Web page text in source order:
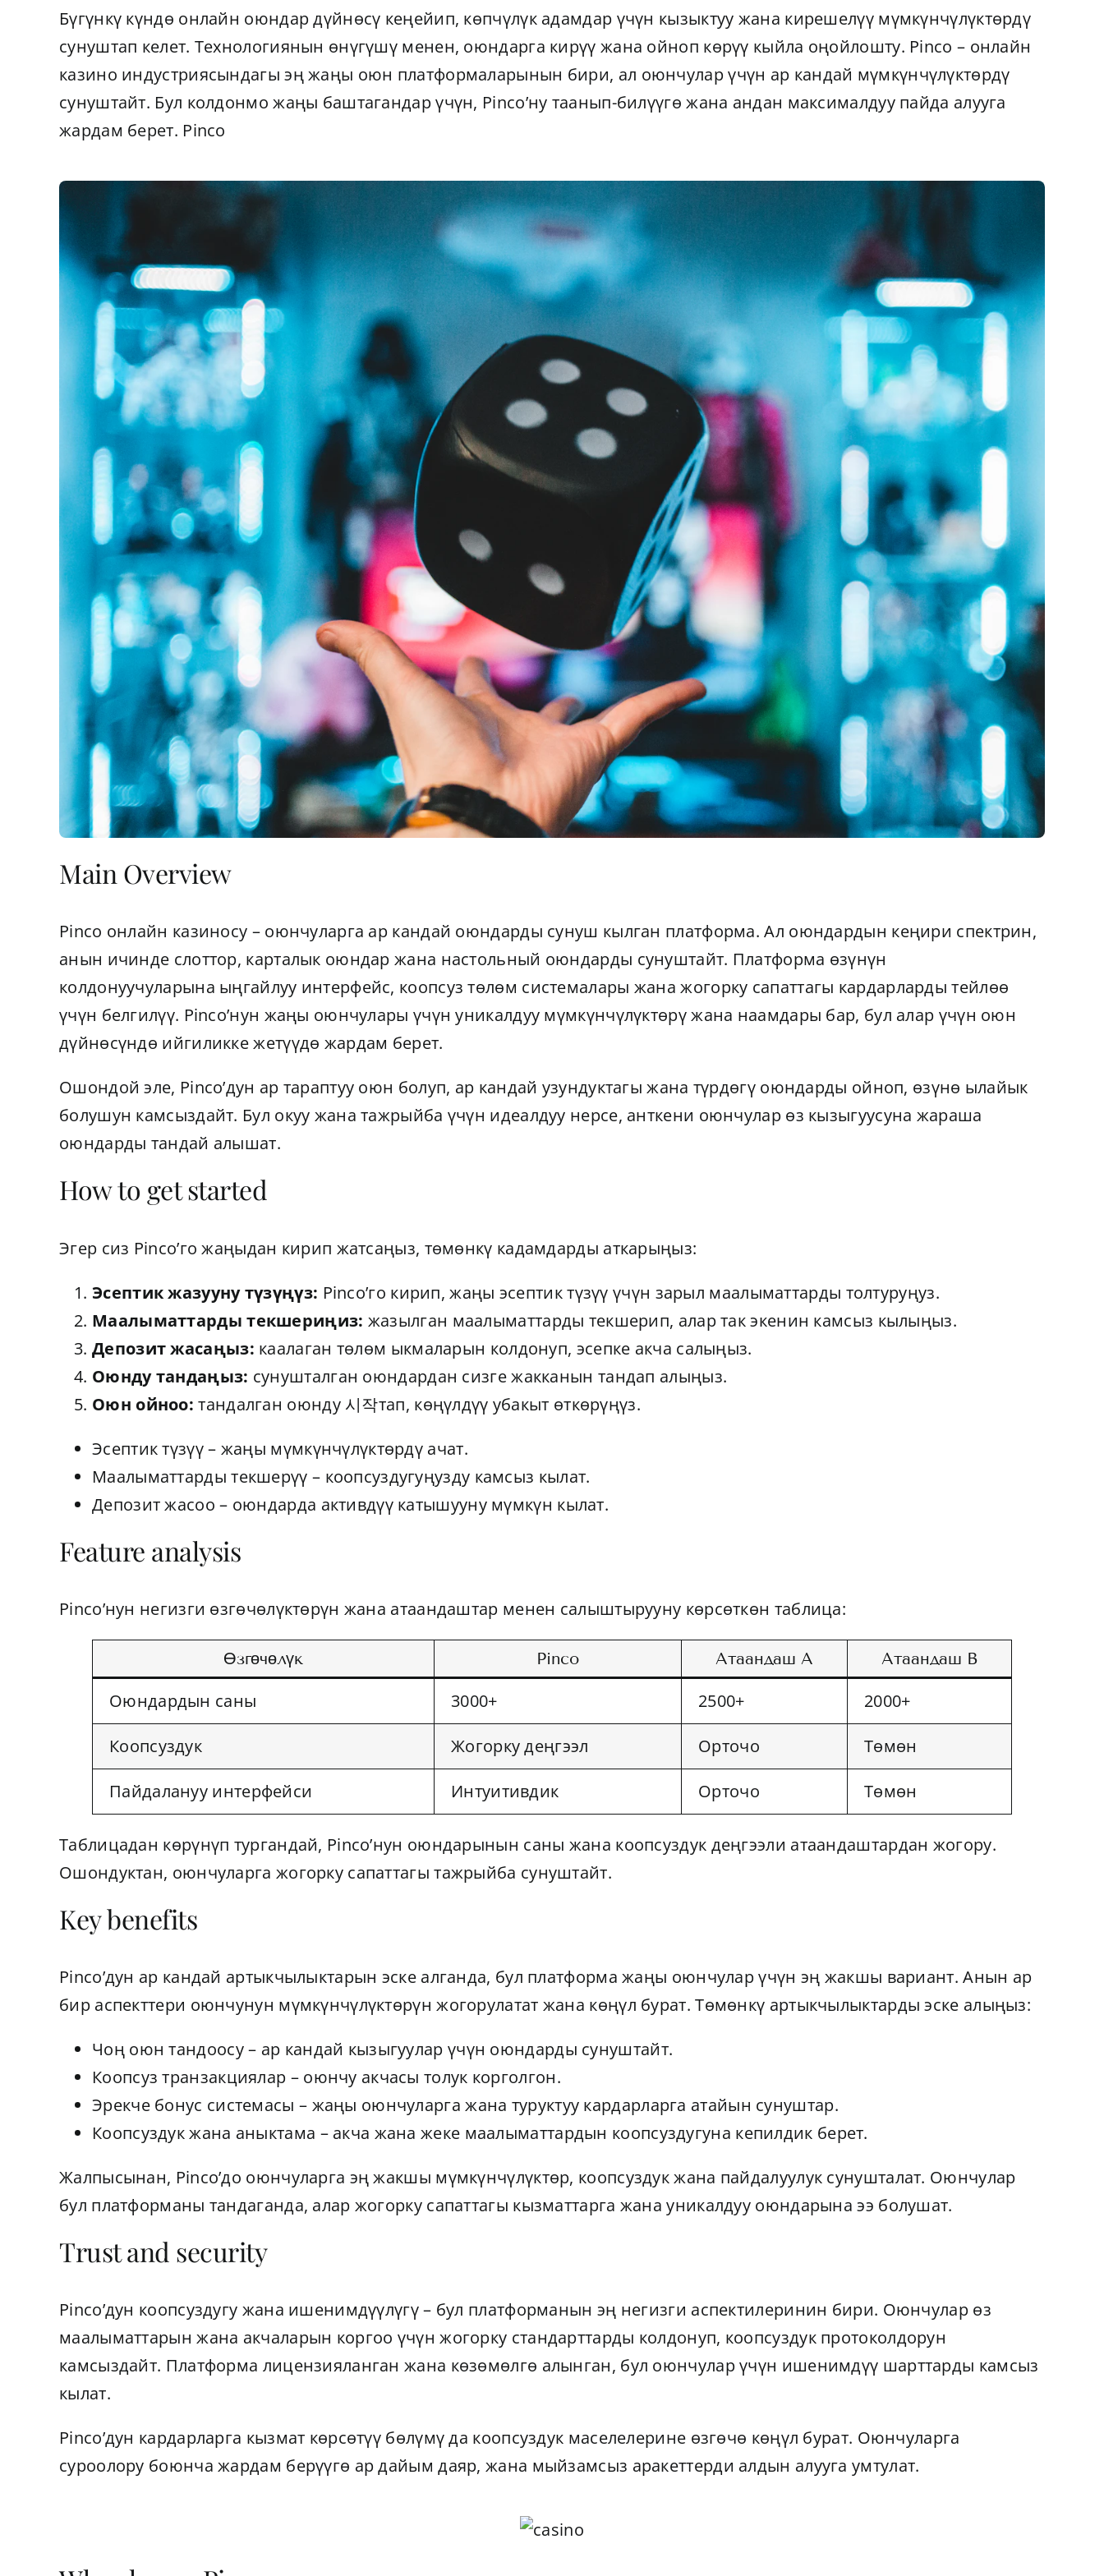
Бүгүнкү күндө онлайн оюндар дүйнөсү кеңейип, көпчүлүк адамдар үчүн кызыктуу жана кирешелүү мүмкүнчүлүктөрдү
сунуштап келет. Технологиянын өнүгүшү менен, оюндарга кирүү жана ойноп көрүү кыйла оңойлошту. Pinco – онлайн
казино индустриясындагы эң жаңы оюн платформаларынын бири, ал оюнчулар үчүн ар кандай мүмкүнчүлүктөрдү
сунуштайт. Бул колдонмо жаңы баштагандар үчүн, Pinco’ну таанып-билүүгө жана андан максималдуу пайда алууга
жардам берет. Pinco
Main Overview
Pinco онлайн казиносу – оюнчуларга ар кандай оюндарды сунуш кылган платформа. Ал оюндардын кеңири спектрин,
анын ичинде слоттор, карталык оюндар жана настольный оюндарды сунуштайт. Платформа өзүнүн
колдонуучуларына ыңгайлуу интерфейс, коопсуз төлөм системалары жана жогорку сапаттагы кардарларды тейлөө
үчүн белгилүү. Pinco’нун жаңы оюнчулары үчүн уникалдуу мүмкүнчүлүктөрү жана наамдары бар, бул алар үчүн оюн
дүйнөсүндө ийгиликке жетүүдө жардам берет.
Ошондой эле, Pinco’дун ар тараптуу оюн болуп, ар кандай узундуктагы жана түрдөгү оюндарды ойноп, өзүнө ылайык
болушун камсыздайт. Бул окуу жана тажрыйба үчүн идеалдуу нерсе, анткени оюнчулар өз кызыгуусуна жараша
оюндарды тандай алышат.
How to get started
Эгер сиз Pinco’го жаңыдан кирип жатсаңыз, төмөнкү кадамдарды аткарыңыз:
Эсептик жазууну түзүңүз: Pinco’го кирип, жаңы эсептик түзүү үчүн зарыл маалыматтарды толтуруңуз.
Маалыматтарды текшериңиз: жазылган маалыматтарды текшерип, алар так экенин камсыз кылыңыз.
Депозит жасаңыз: каалаган төлөм ыкмаларын колдонуп, эсепке акча салыңыз.
Оюнду тандаңыз: сунушталган оюндардан сизге жакканын тандап алыңыз.
Оюн ойноо: тандалган оюнду 시작тап, көңүлдүү убакыт өткөрүңүз.
Эсептик түзүү – жаңы мүмкүнчүлүктөрдү ачат.
Маалыматтарды текшерүү – коопсуздугуңузду камсыз кылат.
Депозит жасоо – оюндарда активдүү катышууну мүмкүн кылат.
Feature analysis
Pinco’нун негизги өзгөчөлүктөрүн жана атаандаштар менен салыштырууну көрсөткөн таблица:
Өзгөчөлүк Pinco Атаандаш A Атаандаш B
Оюндардын саны 3000+ 2500+ 2000+
Коопсуздук Жогорку деңгээл Орточо Төмөн
Пайдалануу интерфейси Интуитивдик Орточо Төмөн
Таблицадан көрүнүп тургандай, Pinco’нун оюндарынын саны жана коопсуздук деңгээли атаандаштардан жогору.
Ошондуктан, оюнчуларга жогорку сапаттагы тажрыйба сунуштайт.
Key benefits
Pinco’дун ар кандай артыкчылыктарын эске алганда, бул платформа жаңы оюнчулар үчүн эң жакшы вариант. Анын ар
бир аспекттери оюнчунун мүмкүнчүлүктөрүн жогорулатат жана көңүл бурат. Төмөнкү артыкчылыктарды эске алыңыз:
Чоң оюн тандоосу – ар кандай кызыгуулар үчүн оюндарды сунуштайт.
Коопсуз транзакциялар – оюнчу акчасы толук корголгон.
Эрекче бонус системасы – жаңы оюнчуларга жана туруктуу кардарларга атайын сунуштар.
Коопсуздук жана аныктама – акча жана жеке маалыматтардын коопсуздугуна кепилдик берет.
Жалпысынан, Pinco’до оюнчуларга эң жакшы мүмкүнчүлүктөр, коопсуздук жана пайдалуулук сунушталат. Оюнчулар
бул платформаны тандаганда, алар жогорку сапаттагы кызматтарга жана уникалдуу оюндарына ээ болушат.
Trust and security
Pinco’дун коопсуздугу жана ишенимдүүлүгү – бул платформанын эң негизги аспектилеринин бири. Оюнчулар өз
маалыматтарын жана акчаларын коргоо үчүн жогорку стандарттарды колдонуп, коопсуздук протоколдорун
камсыздайт. Платформа лицензияланган жана көзөмөлгө алынган, бул оюнчулар үчүн ишенимдүү шарттарды камсыз
кылат.
Pinco’дун кардарларга кызмат көрсөтүү бөлүмү да коопсуздук маселелерине өзгөчө көңүл бурат. Оюнчуларга
суроолору боюнча жардам берүүгө ар дайым даяр, жана мыйзамсыз аракеттерди алдын алууга умтулат.